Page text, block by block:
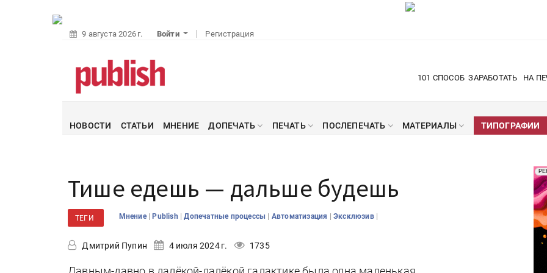
9 августа 2026 г. Войти Регистрация
101 СПОСОБ ЗАРАБОТАТЬ НА
НОВОСТИ СТАТЬИ МНЕНИЕ ДОПЕЧАТЬ ПЕЧАТЬ ПОСЛЕПЕЧАТЬ МАТЕРИАЛЫ ТИПОГРАФИИ
Тише едешь — дальше будешь
ТЕГИ Мнение |Publish |Допечатные процессы | Автоматизация |Эксклюзив |
Дмитрий Пупин 4 июля 2024 г. 1735